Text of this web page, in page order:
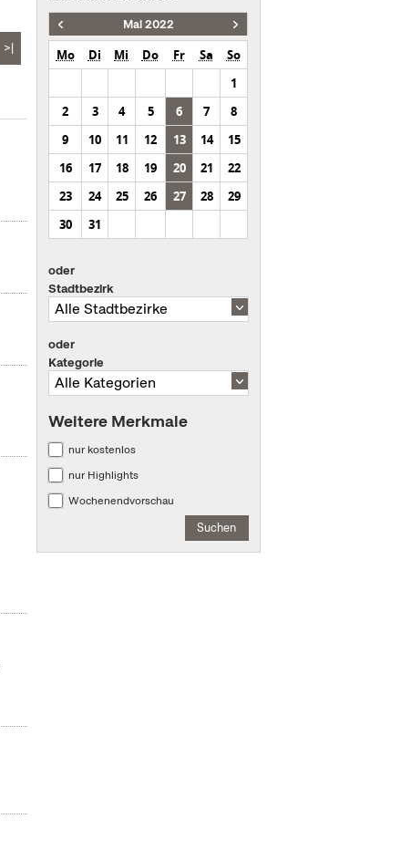
>|
Mai 2022
Mo Di Mi Do Fr Sa
So
1
2
3 4 5 6 7
8
9
10 11 12 13 14
15
16
17 18 19 20 21
22
23
24 25 26 27 28
29
30
31
oder
Stadtbezirk
oder
Kategorie
Weitere Merkmale
nur kostenlos
nur Highlights
Wochenendvorschau
Suchen